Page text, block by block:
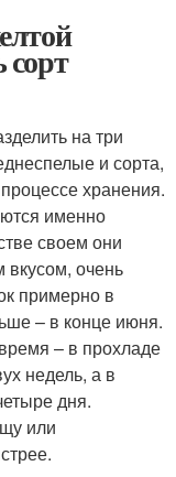
на три
и сорта,
хранения.
именно
своем они
очень
примерно в
– в конце июня.
– в прохладе
недель, а в
дня.
или